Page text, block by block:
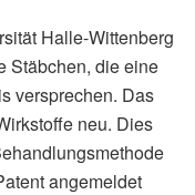
Halle-Wittenberg
Stäbchen, die eine
versprechen. Das
neu. Dies
angemeldet